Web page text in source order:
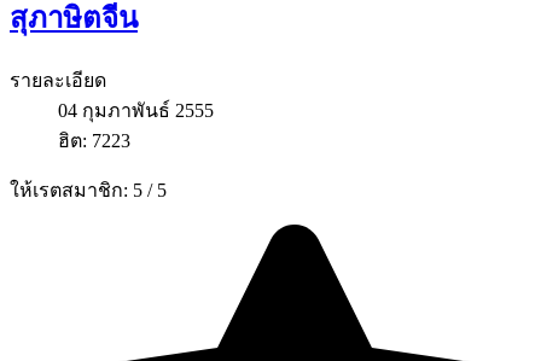
สุภาษิตจีน
รายละเอียด
04 กุมภาพันธ์ 2555
ฮิต: 7223
ให้เรตสมาชิก: 5 / 5